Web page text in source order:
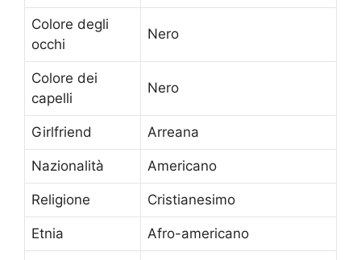
Colore degli
occhi
Nero
Colore dei
capelli
Nero
Girlfriend Arreana
Nazionalità Americano
Religione Cristianesimo
Etnia Afro-americano